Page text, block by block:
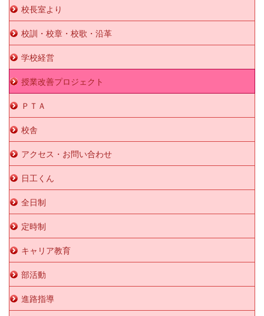
校長室より
校訓・校章・校歌・沿革
学校経営
授業改善プロジェクト
ＰＴＡ
校舎
アクセス・お問い合わせ
日工くん
全日制
定時制
キャリア教育
部活動
進路指導